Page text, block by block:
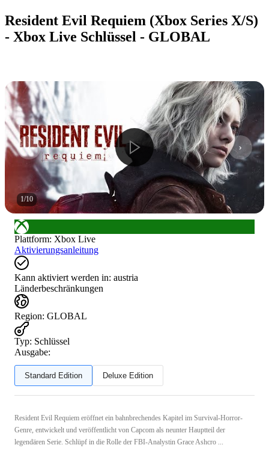
Resident Evil Requiem (Xbox Series X/S)
- Xbox Live Schlüssel - GLOBAL
1/10
Plattform: Xbox Live
Aktivierungsanleitung
Kann aktiviert werden in: austria
Länderbeschränkungen
Region: GLOBAL
Typ: Schlüssel
Ausgabe:
Standard Edition Deluxe Edition
Resident Evil Requiem eröffnet ein bahnbrechendes Kapitel im Survival-Horror-
Genre, entwickelt und veröffentlicht von Capcom als neunter Hauptteil der
legendären Serie. Schlüpf in die Rolle der FBI-Analystin Grace Ashcro ...